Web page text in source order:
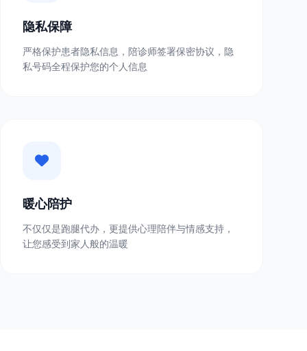
隐私保障
严格保护患者隐私信息，陪诊师签署保密协议，隐
私号码全程保护您的个人信息
暖心陪护
不仅仅是跑腿代办，更提供心理陪伴与情感支持，
让您感受到家人般的温暖